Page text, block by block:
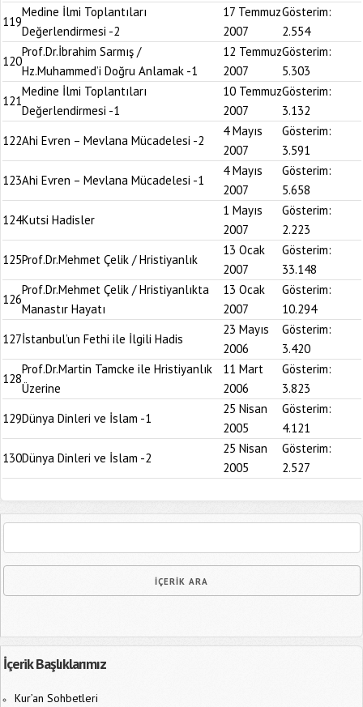
119
Medine İlmi Toplantıları
Değerlendirmesi -2
17 Temmuz
2007
Gösterim:
2.554
120
Prof.Dr.İbrahim Sarmış /
Hz.Muhammed’i Doğru Anlamak -1
12 Temmuz
2007
Gösterim:
5.303
121
Medine İlmi Toplantıları
Değerlendirmesi -1
10 Temmuz
2007
Gösterim:
3.132
122Ahi Evren – Mevlana Mücadelesi -2
4 Mayıs
2007
Gösterim:
3.591
123Ahi Evren – Mevlana Mücadelesi -1
4 Mayıs
2007
Gösterim:
5.658
124Kutsi Hadisler
1 Mayıs
2007
Gösterim:
2.223
125Prof.Dr.Mehmet Çelik / Hristiyanlık
13 Ocak
2007
Gösterim:
33.148
126
Prof.Dr.Mehmet Çelik / Hristiyanlıkta
Manastır Hayatı
13 Ocak
2007
Gösterim:
10.294
127İstanbul’un Fethi ile İlgili Hadis
23 Mayıs
2006
Gösterim:
3.420
128
Prof.Dr.Martin Tamcke ile Hristiyanlık
Üzerine
11 Mart
2006
Gösterim:
3.823
129Dünya Dinleri ve İslam -1
25 Nisan
2005
Gösterim:
4.121
130Dünya Dinleri ve İslam -2
25 Nisan
2005
Gösterim:
2.527
İçerik Başlıklarımız
Kur’an Sohbetleri